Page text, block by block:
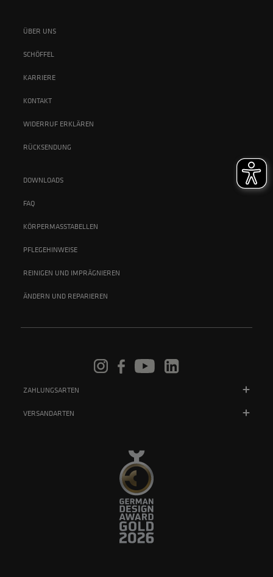
ÜBER UNS
SCHÖFFEL
KARRIERE
KONTAKT
WIDERRUF ERKLÄREN
RÜCKSENDUNG
DOWNLOADS
FAQ
KÖRPERMASSTABELLEN
PFLEGEHINWEISE
REINIGEN UND IMPRÄGNIEREN
ÄNDERN UND REPARIEREN
ZAHLUNGSARTEN
VERSANDARTEN